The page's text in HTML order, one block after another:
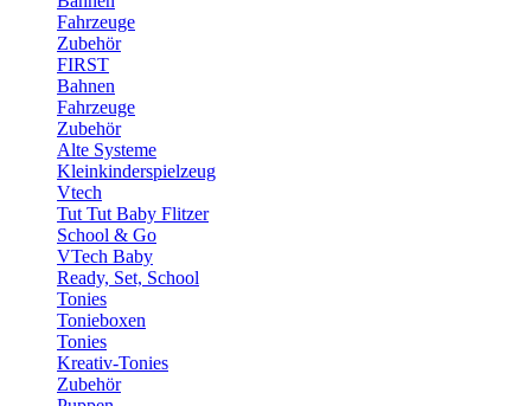
Fahrzeuge
Zubehör
FIRST
Bahnen
Fahrzeuge
Zubehör
Alte Systeme
Kleinkinderspielzeug
Vtech
Tut Tut Baby Flitzer
School & Go
VTech Baby
Ready, Set, School
Tonies
Tonieboxen
Tonies
Kreativ-Tonies
Zubehör